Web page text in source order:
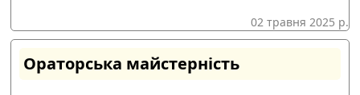
02 травня 2025 р.
Ораторська майстерність